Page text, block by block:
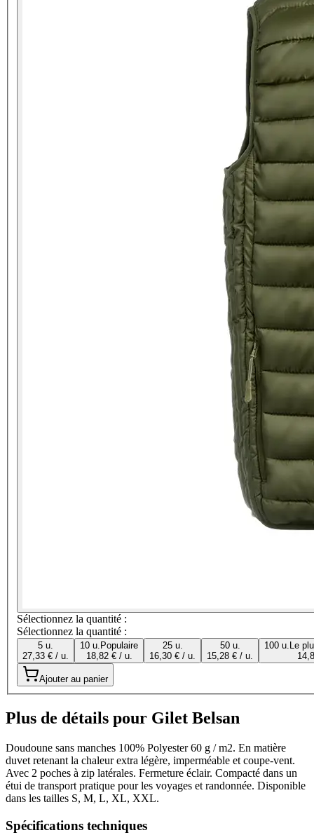
Sélectionnez la quantité :
Sélectionnez la quantité :
5 u.
27,33 € / u.
10 u. Populaire
18,82 € / u.
25 u.
16,30 € / u.
50 u.
15,28 € / u.
100 u. Le
Ajouter au panier
Plus de détails pour Gilet Belsan
Doudoune sans manches 100% Polyester 60 g / m2. En matière
duvet retenant la chaleur extra légère, imperméable et coupe-vent.
Avec 2 poches à zip latérales. Fermeture éclair. Compacté dans un
étui de transport pratique pour les voyages et randonnée. Disponible
dans les tailles S, M, L, XL, XXL.
Spécifications techniques